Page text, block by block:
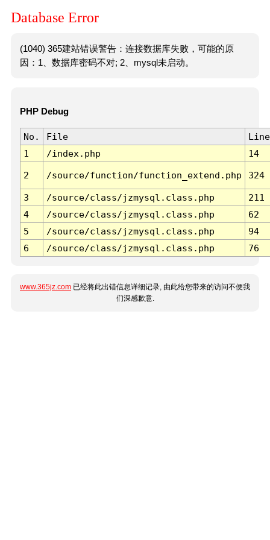
Database Error
(1040) 365建站错误警告：连接数据库失败，可能的原
因：1、数据库密码不对; 2、mysql未启动。
PHP Debug
No. File
Line
1
/index.php 14
2 /source/function/function_extend.php 324
3 /source/class/jzmysql.class.php
211
4
/source/class/jzmysql.class.php
62
5
/source/class/jzmysql.class.php
94
6
/source/class/jzmysql.class.php 76
www.365jz.com 已经将此出错信息详细记录, 由此给您带来的访问不便我
们深感歉意.